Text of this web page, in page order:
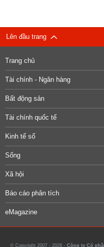
Lên đầu trang
Trang chủ
Tài chính - Ngân hàng
Bất động sản
Tài chính quốc tế
Kinh tế số
Sống
Xã hội
Báo cáo phân tích
eMagazine
© Copyright 2007 - 2026 - Công ty Cổ